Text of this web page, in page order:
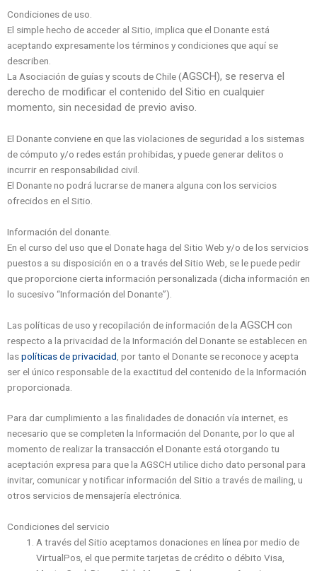
Condiciones de uso.
El simple hecho de acceder al Sitio, implica que el Donante está
aceptando expresamente los términos y condiciones que aquí se
describen.
La Asociación de guías y scouts de Chile (AGSCH), se reserva el
derecho de modificar el contenido del Sitio en cualquier
momento, sin necesidad de previo aviso.
El Donante conviene en que las violaciones de seguridad a los sistemas
de cómputo y/o redes están prohibidas, y puede generar delitos o
incurrir en responsabilidad civil.
El Donante no podrá lucrarse de manera alguna con los servicios
ofrecidos en el Sitio.
Información del donante.
En el curso del uso que el Donate haga del Sitio Web y/o de los servicios
puestos a su disposición en o a través del Sitio Web, se le puede pedir
que proporcione cierta información personalizada (dicha información en
lo sucesivo “Información del Donante”).
Las políticas de uso y recopilación de información de la AGSCH con
respecto a la privacidad de la Información del Donante se establecen en
laspolíticas de privacidad , por tanto el Donante se reconoce y acepta
ser el único responsable de la exactitud del contenido de la Información
proporcionada.
Para dar cumplimiento a las finalidades de donación vía internet, es
necesario que se completen la Información del Donante, por lo que al
momento de realizar la transacción el Donante está otorgando tu
aceptación expresa para que la AGSCH utilice dicho dato personal para
invitar, comunicar y notificar información del Sitio a través de mailing, u
otros servicios de mensajería electrónica.
Condiciones del servicio
A través del Sitio aceptamos donaciones en línea por medio de
VirtualPos, el que permite tarjetas de crédito o débito Visa,